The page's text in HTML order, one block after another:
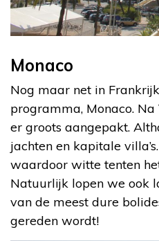
Monaco
Nog maar net in
programma, Monaco.
er groots aangepakt.
jachten en kapitale
waardoor witte tenten
Natuurlijk lopen we ook
van de meest dure
gereden wordt!